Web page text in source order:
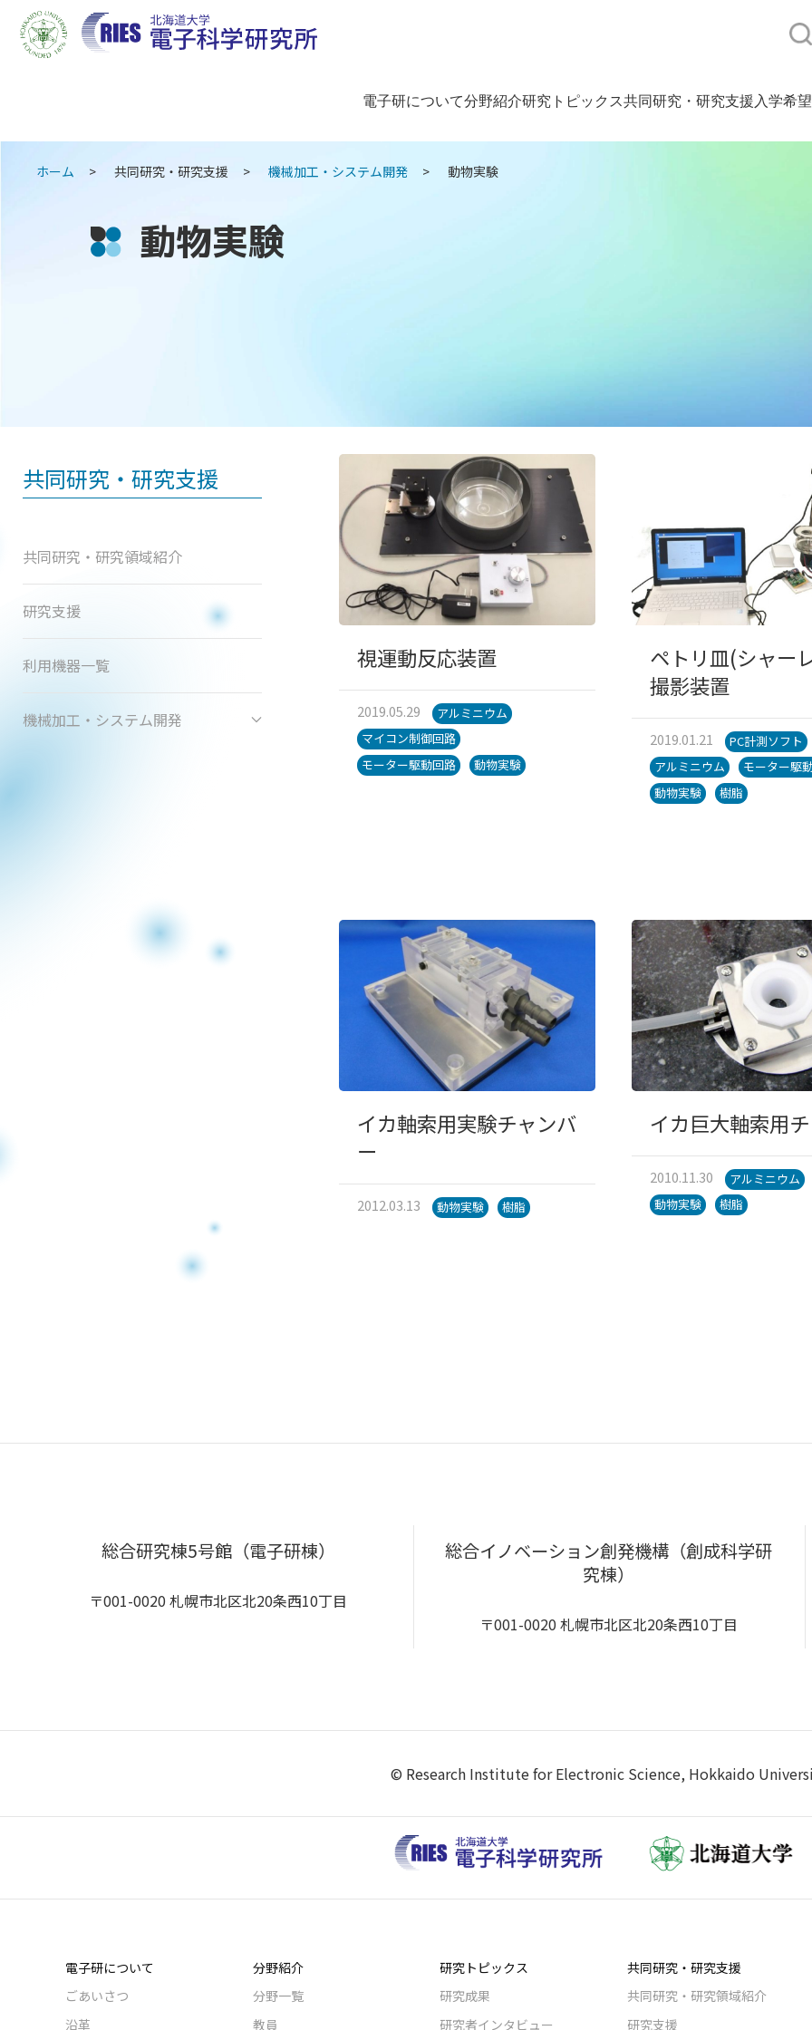
電子研について分野紹介研究トピックス共同研究・研究支援 入学希
ホーム 共同研究・研究支援 機械加工・システム開発 動物実験
動物実験
共同研究・研究支援
共同研究・研究領域紹介
研究支援
利用機器一覧
機械加工・システム開発
視運動反応装置
2019.05.29
アルミニウム
マイコン制御回路
モーター駆動回路
動物実験
ペトリ皿(シャー
撮影装置
2019.01.21
PC計測ソフト
アルミニウム
モーター駆
動物実験
樹脂
イカ軸索用実験チャンバ
ー
2012.03.13 動物実験 樹脂
イカ巨大軸索用
2010.11.30
アルミニウム
動物実験
樹脂
総合研究棟5号館（電子研棟）
〒001-0020 札幌市北区北20条西10丁目
総合イノベーション創発機構（創成科学研
究棟）
〒001-0020 札幌市北区北20条西10丁目
© Research Institute for Electronic Science, Hokkaido
電子研について
ごあいさつ
沿革
分野紹介
分野一覧
教員
研究トピックス
研究成果
研究者インタビュー
共同研究・研究支援
共同研究・研究領域紹介
研究支援